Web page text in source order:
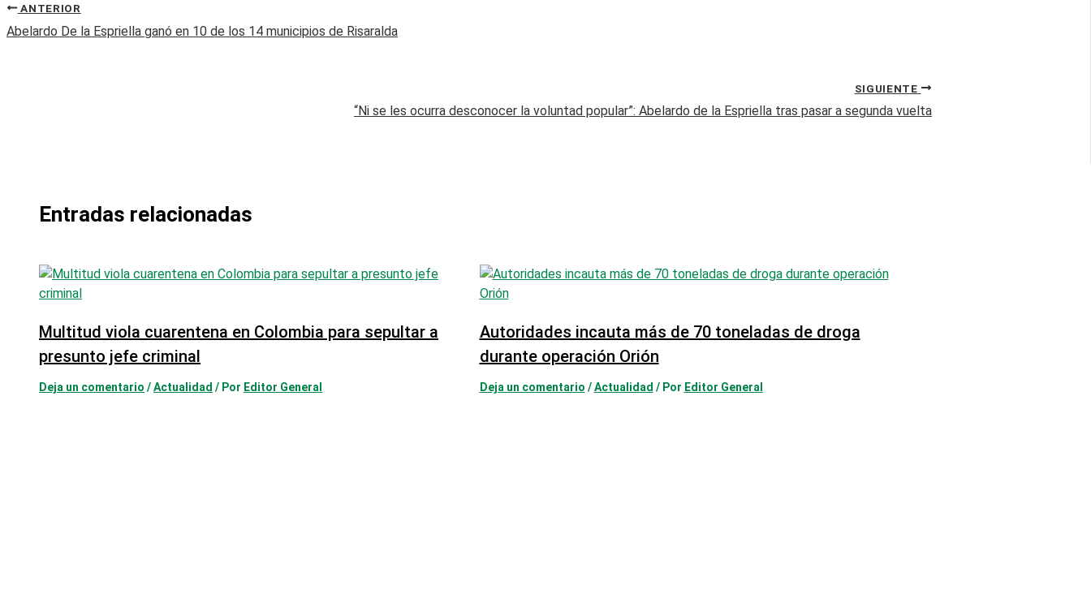
ANTERIOR
Abelardo De la Espriella ganó en 10 de los 14 municipios de Risaralda
SIGUIENTE
“Ni se les ocurra desconocer la voluntad popular”: Abelardo de la Espriella tras pasar a segunda vuelta
Entradas relacionadas
Multitud viola cuarentena en Colombia para sepultar a
presunto jefe criminal
Deja un comentario /Actualidad / Por Editor General
Autoridades incauta más de 70 toneladas de droga
durante operación Orión
Deja un comentario /Actualidad / Por Editor General